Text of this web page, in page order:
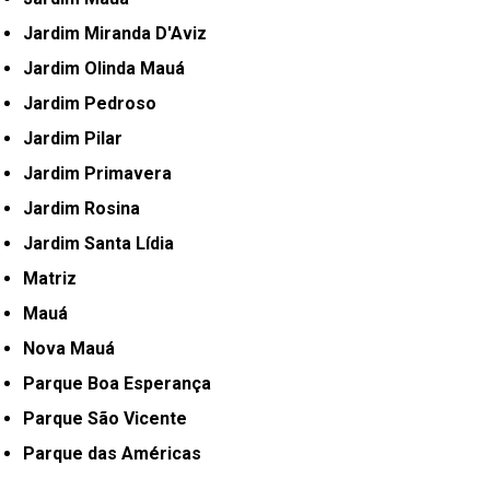
Jardim Miranda D'Aviz
Jardim Olinda Mauá
Jardim Pedroso
Jardim Pilar
Jardim Primavera
Jardim Rosina
Jardim Santa Lídia
Matriz
Mauá
Nova Mauá
Parque Boa Esperança
Parque São Vicente
Parque das Américas